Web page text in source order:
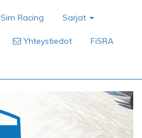
Sim Racing Sarjat
Yhteystiedot FiSRA